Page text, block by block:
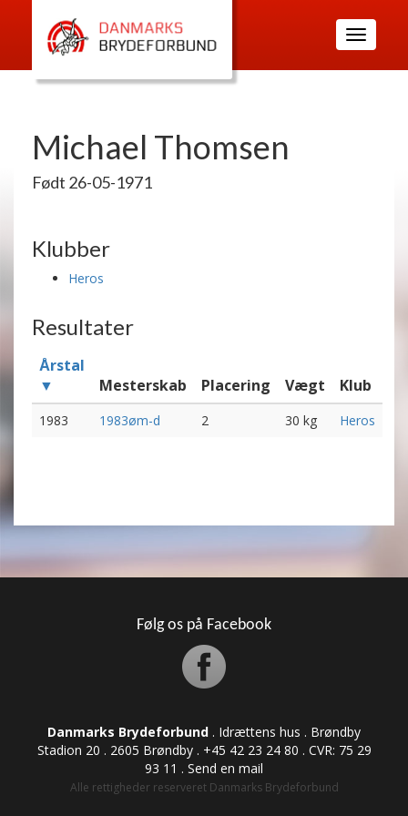
Toggle
navigation
Michael Thomsen
Født 26-05-1971
Klubber
Heros
Resultater
Årstal
▼
Mesterskab Placering Vægt Klub
1983 1983øm-d 2 30 kg Heros
Følg os på Facebook
Danmarks Brydeforbund . Idrættens hus . Brøndby
Stadion 20 . 2605 Brøndby . +45 42 23 24 80 . CVR: ​​​​​​75 29
93 11 . Send en mail
Alle rettigheder reserveret Danmarks Brydeforbund